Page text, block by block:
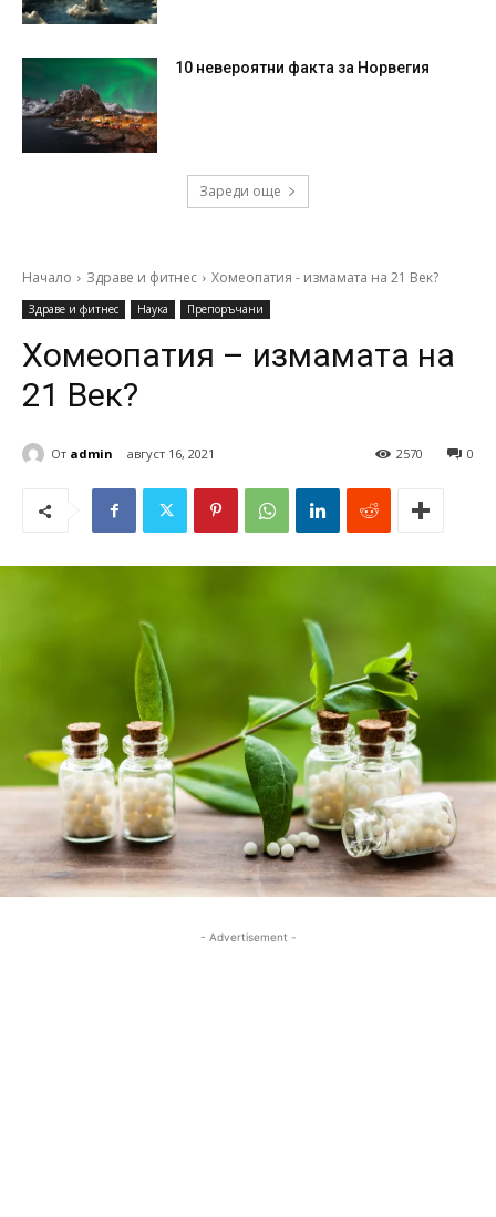
10 невероятни факта за Норвегия
Зареди още